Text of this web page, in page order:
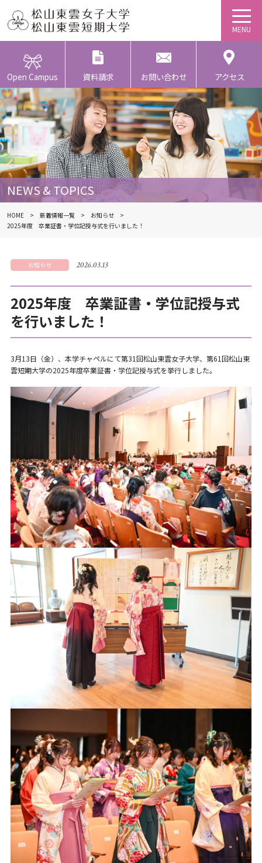
Open Campus 資料請求 お問い合わせ アクセス
NEWS & TOPICS
HOME 新着情報一覧
お知らせ
2025年度 卒業証書・学位記授与式を行いました！
お知らせ 2026.03.13
2025年度 卒業証書・学位記授与式
を行いました！
3月13日（金）、本学チャペルにて第31回松山東雲女子大学、第61回松山東
雲短期大学の2025年度卒業証書・学位記授与式を挙行しました。